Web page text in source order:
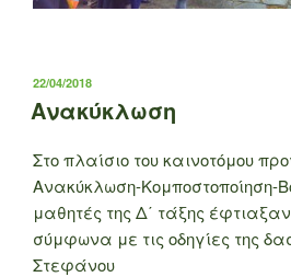
ΔΗΜΟΣΙΕΎΤΗΚΕ
ΣΤΙΣ
22/04/2018
Ανακύκλωση
Στο πλαίσιο του καινοτόμου
Ανακύκλωση-Κομποστοποίηση-
μαθητές της Δ΄ τάξης
σύμφωνα με τις οδηγίες της
Στεφάνου